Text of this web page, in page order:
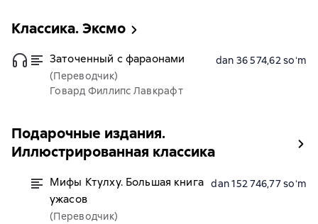
Классика. Эксмо
Заточенный с фараонами
(Переводчик)
Говард Филлипс Лавкрафт
dan 36 574,62 soʻm
Подарочные издания.
Иллюстрированная классика
Мифы Ктулху. Большая книга
ужасов
(Переводчик)
dan 152 746,77 soʻm